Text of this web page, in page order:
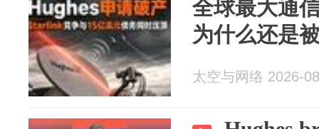
全球最大通
为什么还是
太空与网络 2026-